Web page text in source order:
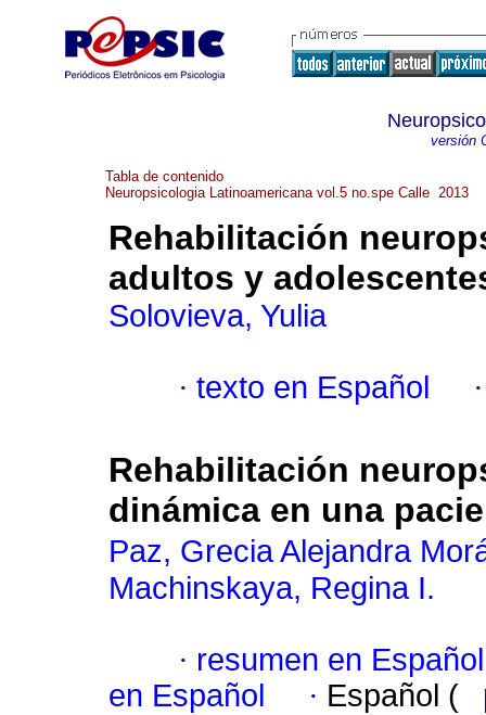
versión
Tabla de contenido
Neuropsicologia Latinoamericana vol.5 no.spe Calle 2013
Rehabilitación
adultos y
Solovieva, Yulia
· texto en Español
Rehabilitación
dinámica en una
Paz, Grecia Alejandra
Machinskaya, Regina I.
· resumen en Español
en Español
· Español (